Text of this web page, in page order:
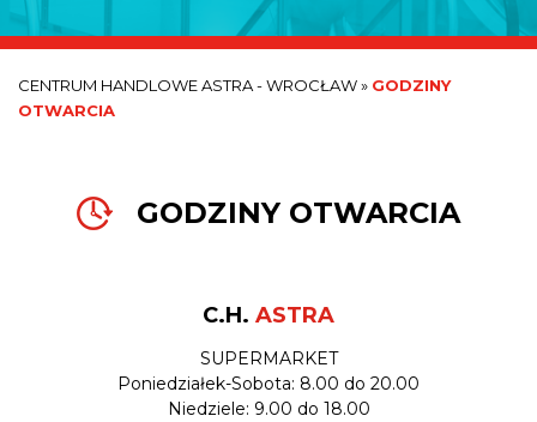
CENTRUM HANDLOWE ASTRA - WROCŁAW» GODZINY
OTWARCIA
GODZINY OTWARCIA
C.H. ASTRA
SUPERMARKET
Poniedziałek-Sobota: 8.00 do 20.00
Niedziele: 9.00 do 18.00